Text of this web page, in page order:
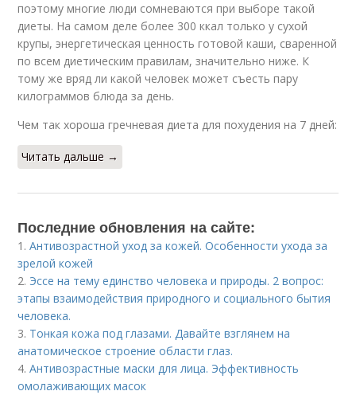
поэтому многие люди сомневаются при выборе такой
диеты. На самом деле более 300 ккал только у сухой
крупы, энергетическая ценность готовой каши, сваренной
по всем диетическим правилам, значительно ниже. К
тому же вряд ли какой человек может съесть пару
килограммов блюда за день.
Чем так хороша гречневая диета для похудения на 7 дней:
Читать дальше →
Последние обновления на сайте:
1.Антивозрастной уход за кожей. Особенности ухода за
зрелой кожей
2. Эссе на тему единство человека и природы. 2 вопрос:
этапы взаимодействия природного и социального бытия
человека.
3. Тонкая кожа под глазами. Давайте взглянем на
анатомическое строение области глаз.
4.Антивозрастные маски для лица. Эффективность
омолаживающих масок